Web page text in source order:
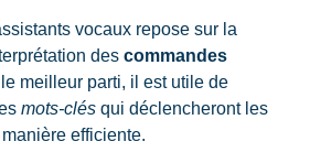
vocaux repose sur la
des commandes
meilleur parti, il est utile de
mots-clés qui déclencheront les
efficiente.